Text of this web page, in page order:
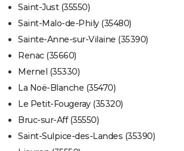
Saint-Just (35550)
Saint-Malo-de-Phily (35480)
Sainte-Anne-sur-Vilaine (35390)
Renac (35660)
Mernel (35330)
La Noë-Blanche (35470)
Le Petit-Fougeray (35320)
Bruc-sur-Aff (35550)
Saint-Sulpice-des-Landes (35390)